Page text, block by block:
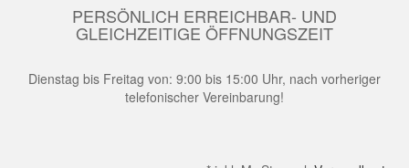
PERSÖNLICH ERREICHBAR- UND
GLEICHZEITIGE ÖFFNUNGSZEIT
Dienstag bis Freitag von: 9:00 bis 15:00 Uhr, nach vorheriger
telefonischer Vereinbarung!